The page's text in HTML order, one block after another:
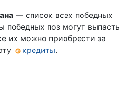
— список всех победных
победных поз могут выпасть
их можно приобрести за
кредиты.